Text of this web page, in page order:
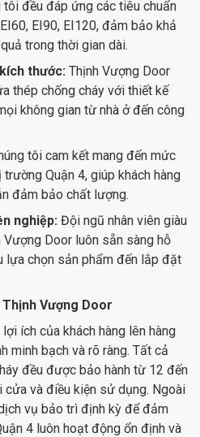
tôi đều đáp ứng các tiêu chuẩn
EI90, EI120, đảm bảo khả
trong thời gian dài.
thước: Thịnh Vượng Door
thép chống cháy với thiết kế
không gian từ nhà ở đến công
tôi cam kết mang đến mức
Quận 4, giúp khách hàng
đảm bảo chất lượng.
nghiệp: Đội ngũ nhân viên giàu
Vượng Door luôn sẵn sàng hỗ
lựa chọn sản phẩm đến lắp đặt
Vượng Door
ích của khách hàng lên hàng
minh bạch và rõ ràng. Tất cả
đều được bảo hành từ 12 đến
cửa và điều kiện sử dụng. Ngoài
vụ bảo trì định kỳ để đảm
4 luôn hoạt động ổn định và